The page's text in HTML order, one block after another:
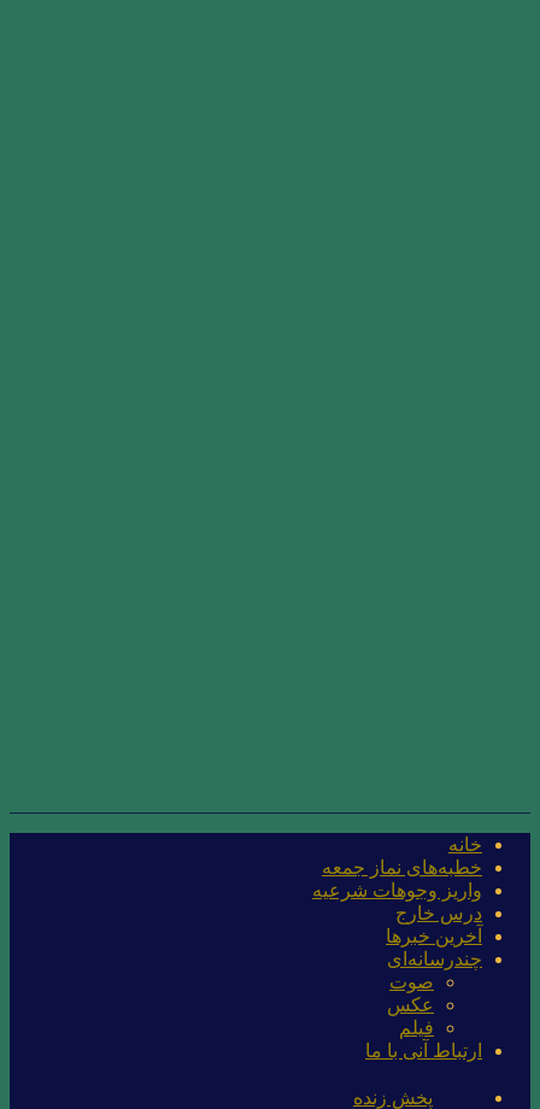
خانه
خطبه‌های نماز جمعه
واریز وجوهات شرعیه
درس خارج
آخرین خبرها
چندرسانه‌ای
صوت
عکس
فیلم
ارتباط آنی با ما
پخش زنده